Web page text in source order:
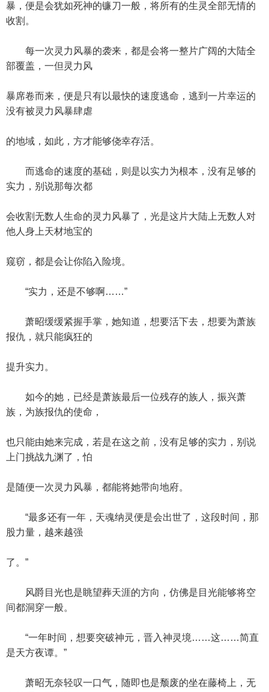
暴，便是会犹如死神的镰刀一般，将所有的生灵全部无情的
收割。
每一次灵力风暴的袭来，都是会将一整片广阔的大陆全
部覆盖，一但灵力风
暴席卷而来，便是只有以最快的速度逃命，逃到一片幸运的
没有被灵力风暴肆虐
的地域，如此，方才能够侥幸存活。
而逃命的速度的基础，则是以实力为根本，没有足够的
实力，别说那每次都
会收割无数人生命的灵力风暴了，光是这片大陆上无数人对
他人身上天材地宝的
窥窃，都是会让你陷入险境。
“实力，还是不够啊……”
萧昭缓缓紧握手掌，她知道，想要活下去，想要为萧族
报仇，就只能疯狂的
提升实力。
如今的她，已经是萧族最后一位残存的族人，振兴萧
族，为族报仇的使命，
也只能由她来完成，若是在这之前，没有足够的实力，别说
上门挑战九渊了，怕
是随便一次灵力风暴，都能将她带向地府。
“最多还有一年，天魂纳灵便是会出世了，这段时间，那
股力量，越来越强
了。”
风爵目光也是眺望葬天涯的方向，仿佛是目光能够将空
间都洞穿一般。
“一年时间，想要突破神元，晋入神灵境……这……简直
是天方夜谭。”
萧昭无奈轻叹一口气，随即也是颓废的坐在藤椅上，无